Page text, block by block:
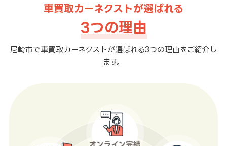
車買取カーネクストが選ばれる
3つの理由
尼崎市で車買取カーネクストが選ばれる3つの理由をご紹介し
ます。